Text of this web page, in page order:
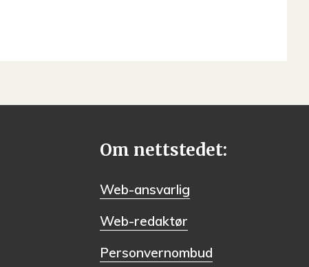
Om nettstedet:
Web-ansvarlig
Web-redaktør
Personvernombud